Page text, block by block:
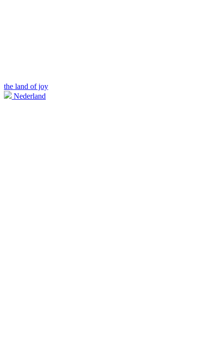
the land of joy
Nederland